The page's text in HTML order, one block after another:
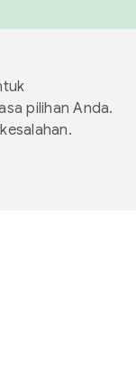
pilihan Anda.